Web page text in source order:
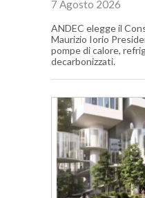
7 Agosto 2026
ANDEC elegge il
Maurizio Iorio
pompe di calore,
decarbonizzati.